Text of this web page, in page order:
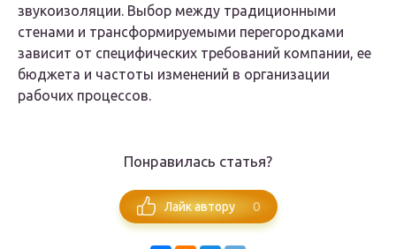
звукоизоляции. Выбор между традиционными
стенами и трансформируемыми перегородками
зависит от специфических требований компании, ее
бюджета и частоты изменений в организации
рабочих процессов.
Понравилась статья?
Лайк автору 0